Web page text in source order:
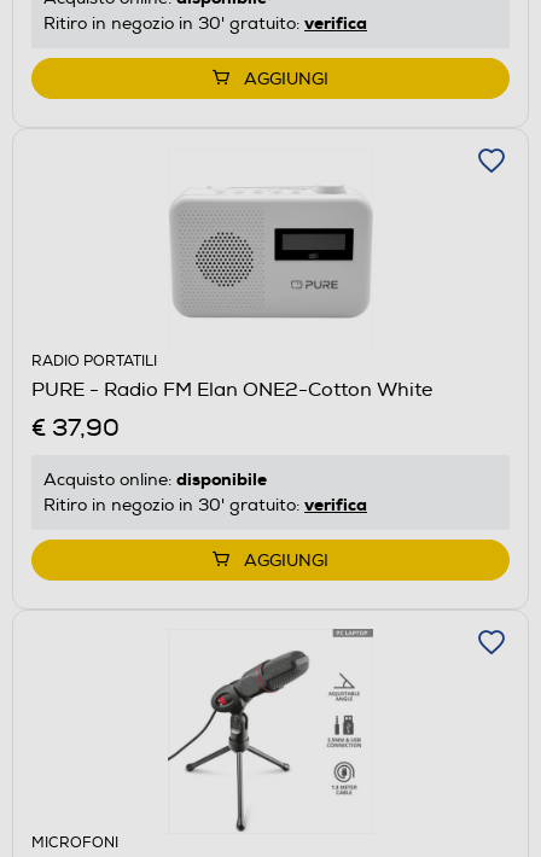
Ritiro in negozio in 30' gratuito: verifica
AGGIUNGI
RADIO PORTATILI
PURE - Radio FM Elan ONE2-Cotton White
€ 37,90
Acquisto online: disponibile
Ritiro in negozio in 30' gratuito: verifica
AGGIUNGI
MICROFONI